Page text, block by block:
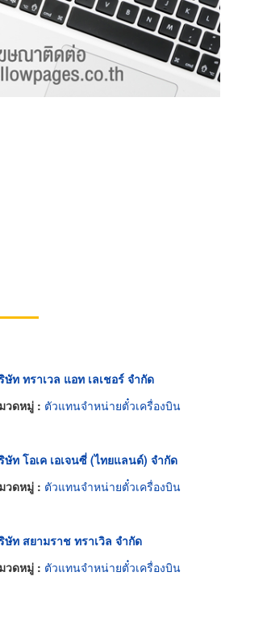
ษัท ทราเวล แอท เลเชอร์ จำกัด
วดหมู่ : ตัวแทนจำหน่ายตั๋วเครื่องบิน
ษัท โอเค เอเจนซี่ (ไทยแลนด์) จำกัด
วดหมู่ : ตัวแทนจำหน่ายตั๋วเครื่องบิน
ษัท สยามราช ทราเวิล จำกัด
วดหมู่ : ตัวแทนจำหน่ายตั๋วเครื่องบิน